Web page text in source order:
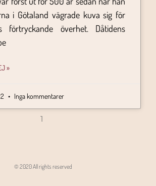
i Götaland vägrade kuva sig för
förtryckande överhet. Dåtidens
»
Inga kommentarer
1
© 2020 All rights reserved